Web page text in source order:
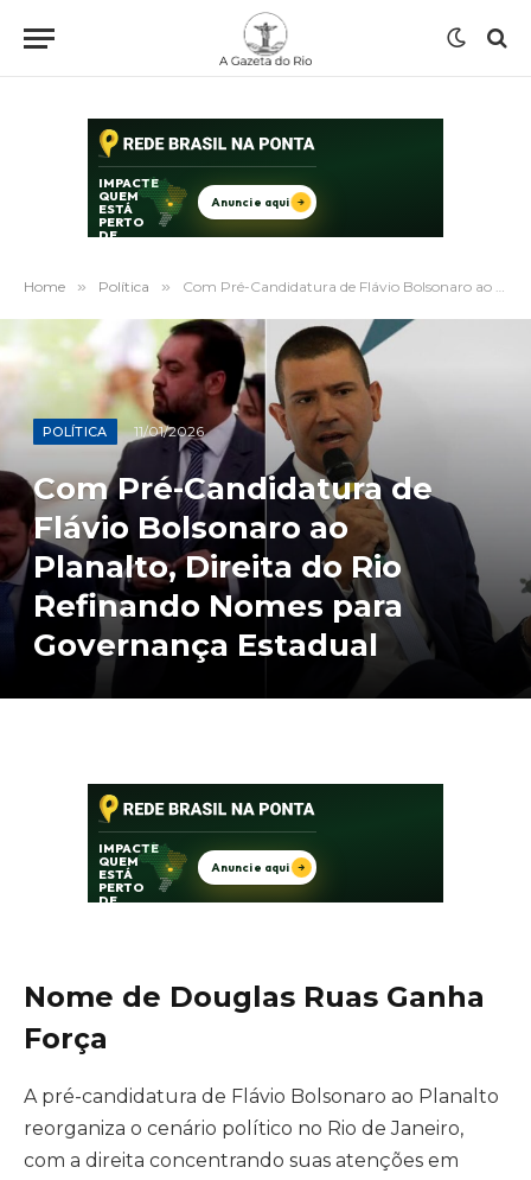
Home » Política » Com Pré-Candidatura de Flávio Bolsonaro ao Planalto, Direita do Rio Refinando Nomes para Governança Estadual
POLÍTICA 11/01/2026
Com Pré-Candidatura de
Flávio Bolsonaro ao
Planalto, Direita do Rio
Refinando Nomes para
Governança Estadual
Nome de Douglas Ruas Ganha
Força
A pré-candidatura de Flávio Bolsonaro ao Planalto
reorganiza o cenário político no Rio de Janeiro,
com a direita concentrando suas atenções em